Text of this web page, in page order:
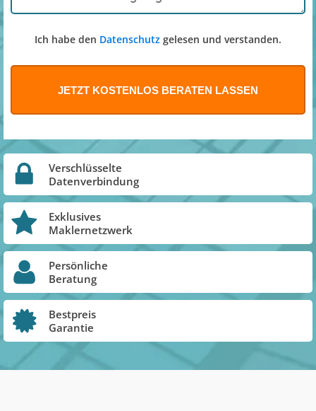
Ich habe den Datenschutz gelesen und verstanden.
Verschlüsselte
Datenverbindung
Exklusives
Maklernetzwerk
Persönliche
Beratung
Bestpreis
Garantie